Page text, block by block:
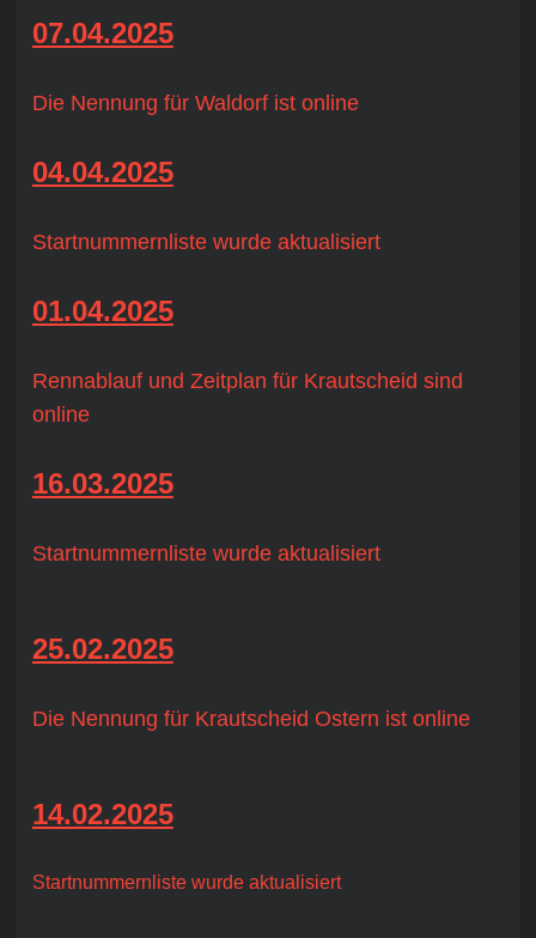
07.04.2025
Die Nennung für Waldorf ist online
04.04.2025
Startnummernliste wurde aktualisiert
01.04.2025
Rennablauf und Zeitplan für Krautscheid sind
online
16.03.2025
Startnummernliste wurde aktualisiert
25.02.2025
Die Nennung für Krautscheid Ostern ist online
14.02.2025
Startnummernliste wurde aktualisiert